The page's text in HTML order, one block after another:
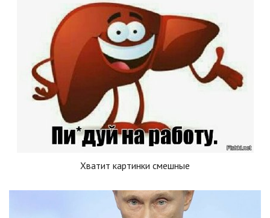
Хватит картинки смешные